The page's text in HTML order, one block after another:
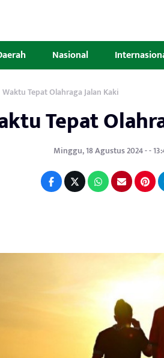
Nasional
Waktu Tepat Olahraga Jalan Kaki
Tepat
Minggu, 18 Agustus 2024 - -